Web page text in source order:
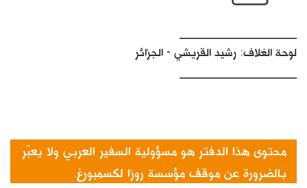
لوحة الغلاف: رشيد القريشي - الجزائر
محتوى هذا الدفتر هو مسؤولية السفير العربي ولا يعبّر
بالضرورة عن موقف مؤسسة روزا لكسمبورغ.